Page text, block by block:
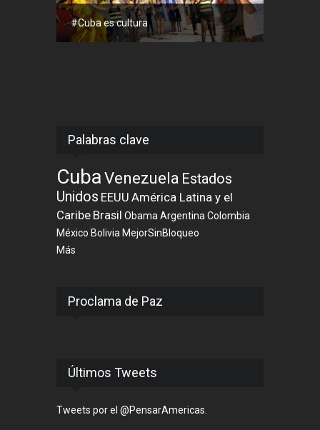
#Cuba es cultura
Palabras clave
CubaVenezuela Estados
Unidos EEUU América Latina y el
Caribe Brasil Obama Argentina Colombia
México Bolivia MejorSinBloqueo
Más
Proclama de Paz
Últimos Tweets
Tweets por el @PensarAmericas.